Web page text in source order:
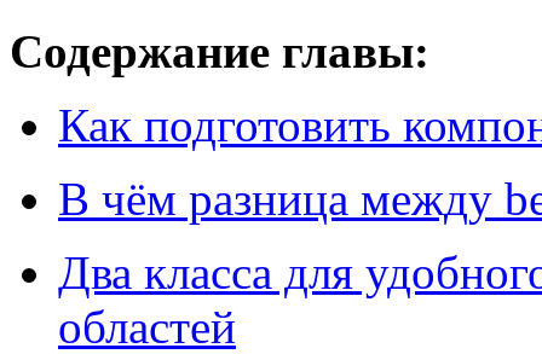
Содержание главы:
Как подготовить
В чём разница между
Два класса для
областей